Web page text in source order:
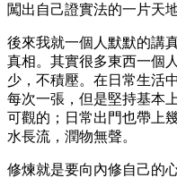
闖出自己證實法的一片天
後來我就一個人默默的講
真相。其實很多東西一個
少，不積壓。在日常生活
每次一張，但是堅持基本
可觀的；日常出門也帶上
水長流，潤物無聲。
修煉就是要向內修自己的